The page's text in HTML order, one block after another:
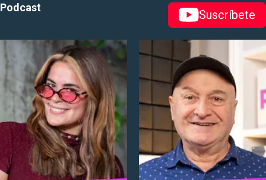
Podcast
Suscríbete
abre en nueva pestaña